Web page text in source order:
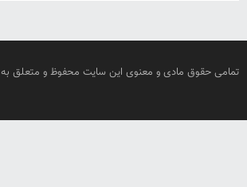
تمامی حقوق مادی و معنوی این سایت محفوظ و متعلق به